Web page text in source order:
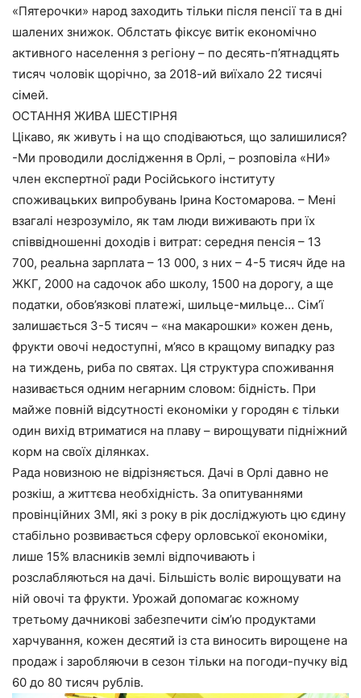
«Пятерочки» народ заходить тільки після пенсії та в дні
шалених знижок. Облстать фіксує витік економічно
активного населення з регіону – по десять-п’ятнадцять
тисяч чоловік щорічно, за 2018-ий виїхало 22 тисячі
сімей.
ОСТАННЯ ЖИВА ШЕСТІРНЯ
Цікаво, як живуть і на що сподіваються, що залишилися?
-Ми проводили дослідження в Орлі, – розповіла «НИ»
член експертної ради Російського інституту
споживацьких випробувань Ірина Костомарова. – Мені
взагалі незрозуміло, як там люди виживають при їх
співвідношенні доходів і витрат: середня пенсія – 13
700, реальна зарплата – 13 000, з них – 4-5 тисяч йде на
ЖКГ, 2000 на садочок або школу, 1500 на дорогу, а ще
податки, обов’язкові платежі, шильце-мильце… Сім’ї
залишається 3-5 тисяч – «на макарошки» кожен день,
фрукти овочі недоступні, м’ясо в кращому випадку раз
на тиждень, риба по святах. Ця структура споживання
називається одним негарним словом: бідність. При
майже повній відсутності економіки у городян є тільки
один вихід втриматися на плаву – вирощувати підніжний
корм на своїх ділянках.
Рада новизною не відрізняється. Дачі в Орлі давно не
розкіш, а життєва необхідність. За опитуваннями
провінційних ЗМІ, які з року в рік досліджують цю єдину
стабільно розвивається сферу орловської економіки,
лише 15% власників землі відпочивають і
розслабляються на дачі. Більшість воліє вирощувати на
ній овочі та фрукти. Урожай допомагає кожному
третьому дачникові забезпечити сім’ю продуктами
харчування, кожен десятий із ста виносить вирощене на
продаж і заробляючи в сезон тільки на погоди-пучку від
60 до 80 тисяч рублів.